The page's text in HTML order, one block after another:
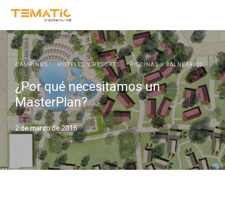
CAMPINGS·HOTELES Y RESORTS·PISCINAS Y BALNEARIOS
¿Por qué necesitamos un
MasterPlan?
2 de marzo de 2015